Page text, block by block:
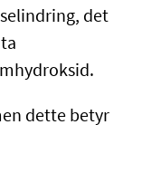
det
dette betyr